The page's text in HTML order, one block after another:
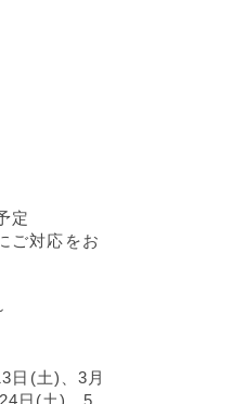
定
ご対応をお
日(土)、3月
日(土)、5